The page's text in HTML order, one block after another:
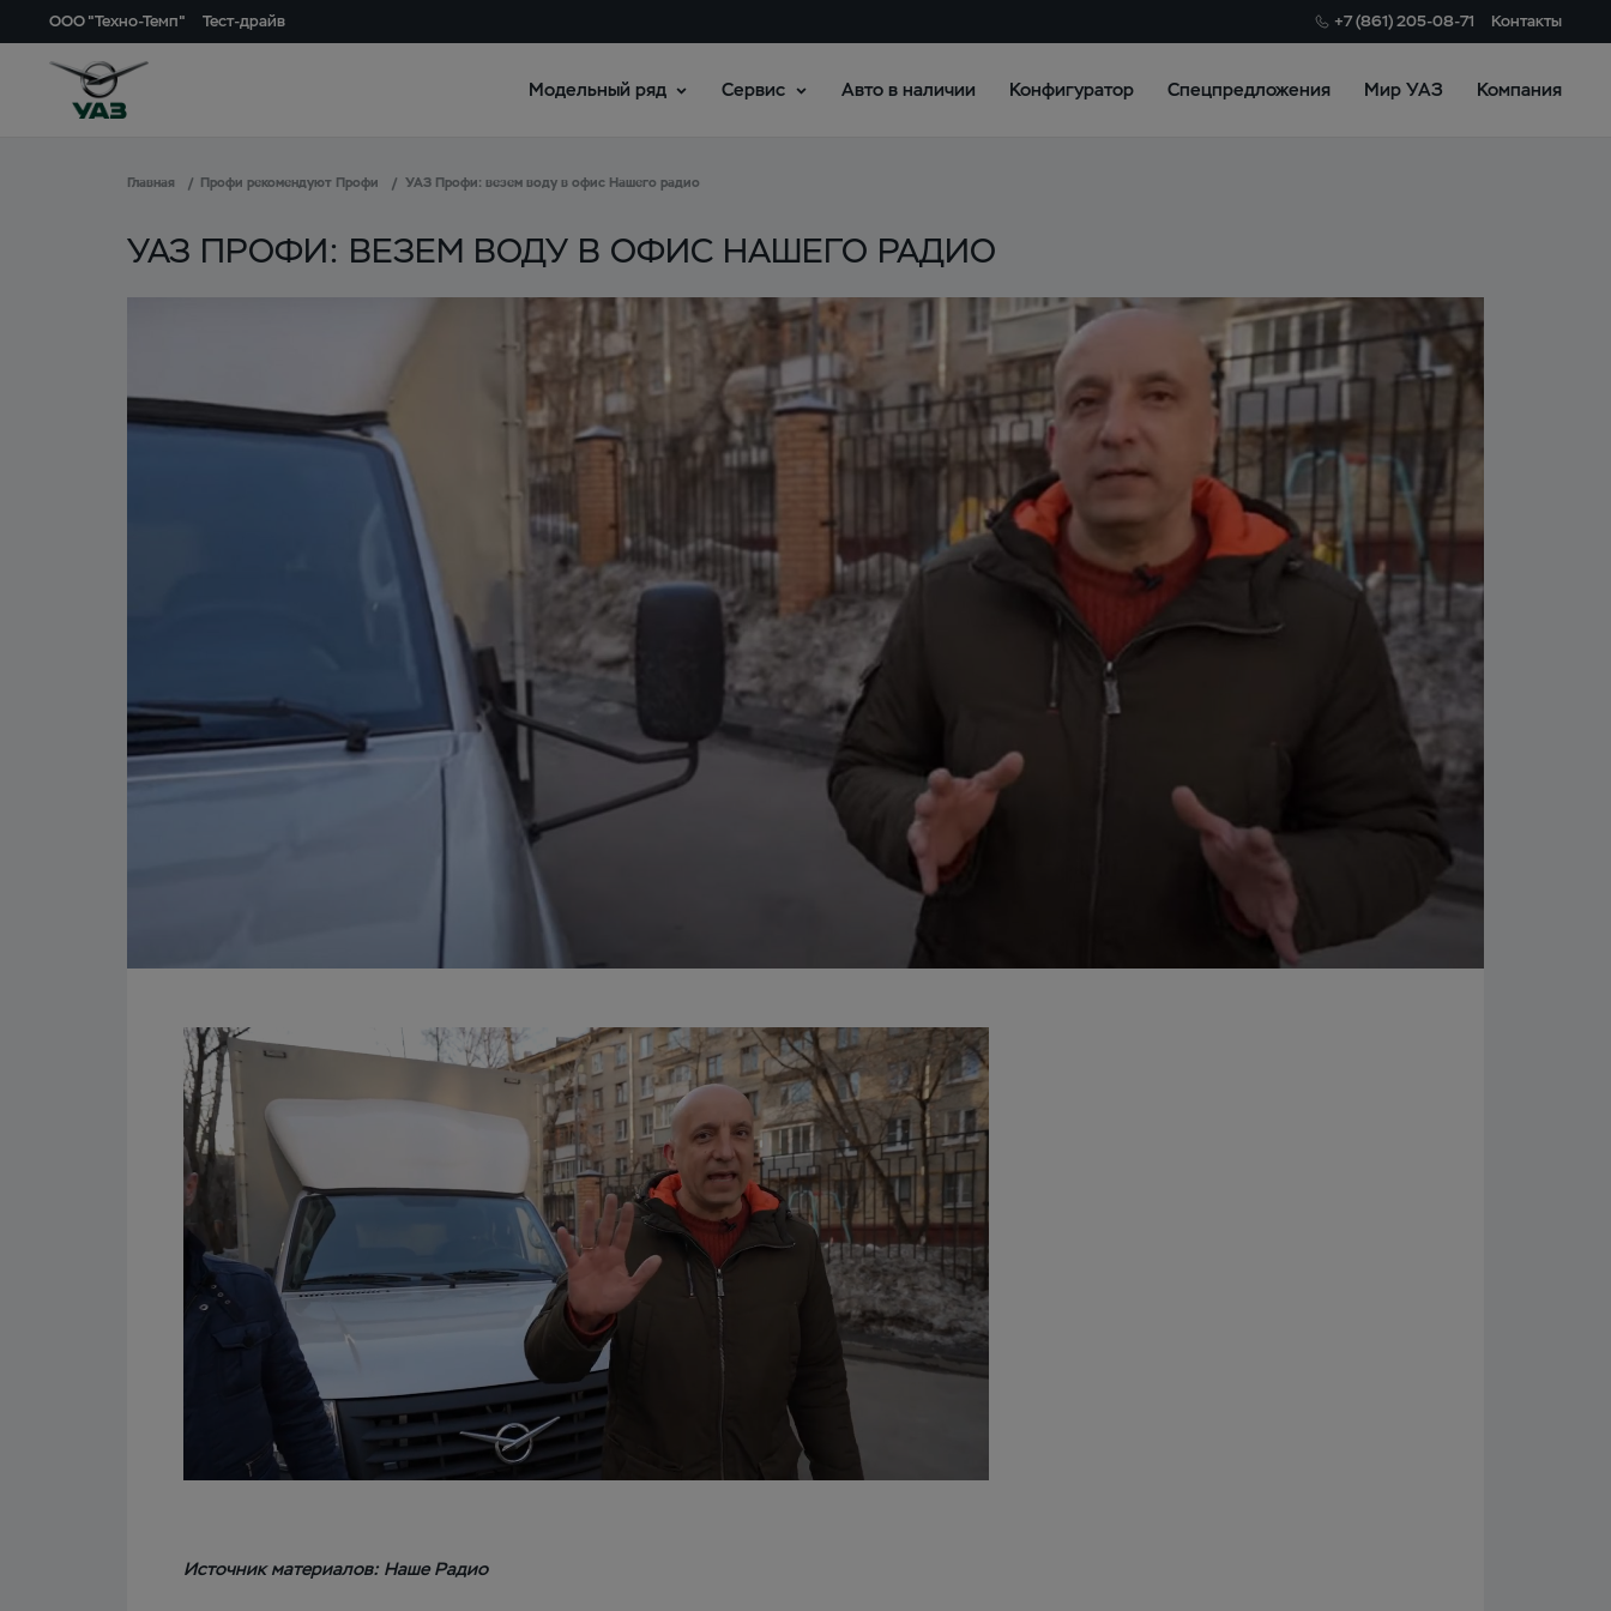
ООО "Техно-Темп" Тест-драйв +7 (861) 205-08-71 Контакты
Модельный ряд Сервис Авто в наличии Конфигуратор Спецпредложения Мир УАЗ Компания
Главная Профи рекомендуют Профи УАЗ Профи: везем воду в офис Нашего радио
УАЗ ПРОФИ: ВЕЗЕМ ВОДУ В ОФИС НАШЕГО РАДИО
Источник материалов: Наше Радио